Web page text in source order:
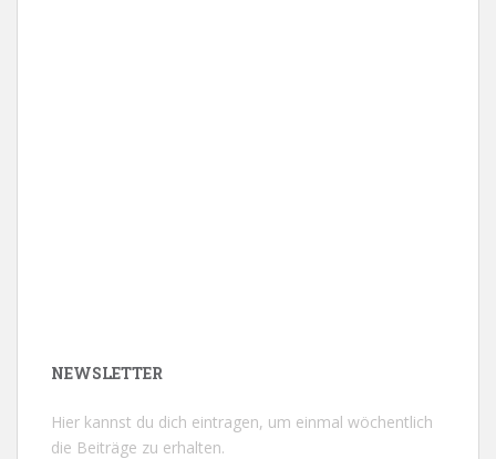
NEWSLETTER
Hier kannst du dich eintragen, um einmal wöchentlich
die Beiträge zu erhalten.